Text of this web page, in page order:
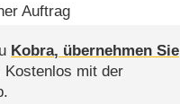
Auftrag
Kobra, übernehmen Sie
Kostenlos mit der